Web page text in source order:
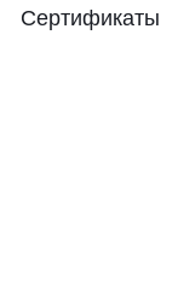
Сертификаты